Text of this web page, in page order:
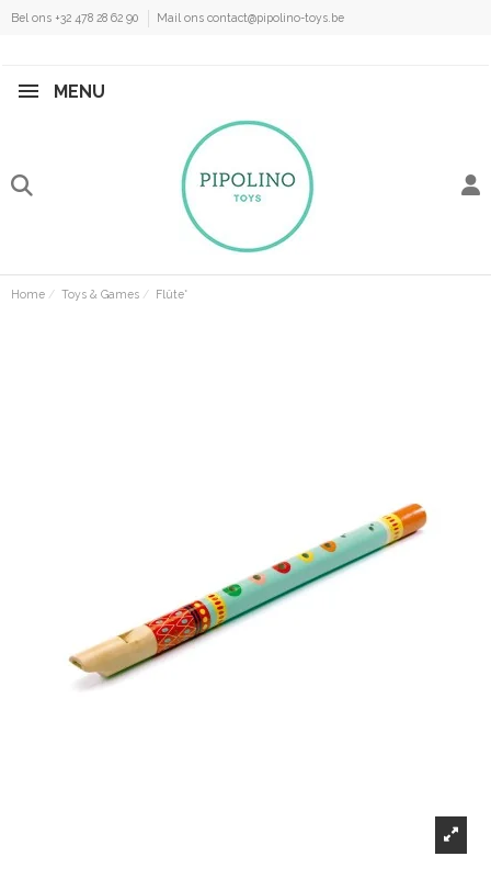
Bel ons +32 478 28 62 90 Mail ons contact@pipolino-toys.be
MENU
Home Toys & Games Flûte*